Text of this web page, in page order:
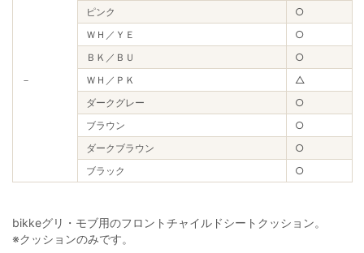
－
ピンク
○
ＷＨ／ＹＥ
○
ＢＫ／ＢＵ
○
ＷＨ／ＰＫ
△
ダークグレー
○
ブラウン
○
ダークブラウン
○
ブラック
○
bikkeグリ・モブ用のフロントチャイルドシートクッション。
※クッションのみです。